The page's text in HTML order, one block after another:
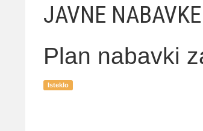
JAVNE NABAVKE
Plan nabavki
Isteklo